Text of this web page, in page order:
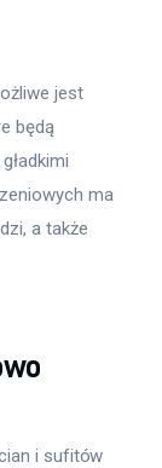
jest
będą
ma
a także
i sufitów